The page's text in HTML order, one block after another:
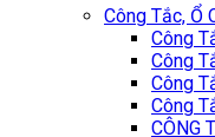
Công Tắc, Ổ
Công
Công
Công
Công
CÔNG